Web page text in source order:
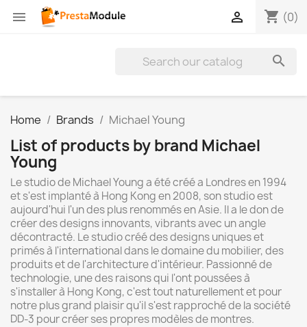
 shopping_cart (0)


Home Brands Michael Young
List of products by brand Michael
Young
Le studio de Michael Young a été créé a Londres en 1994
et s'est implanté à Hong Kong en 2008, son studio est
aujourd'hui l'un des plus renommés en Asie. Il a le don de
créer des designs innovants, vibrants avec un angle
décontracté. Le studio créé des designs uniques et
primés à l'international dans le domaine du mobilier, des
produits et de l'architecture d'intérieur. Passionné de
technologie, une des raisons qui l'ont poussées à
s'installer à Hong Kong, c'est tout naturellement et pour
notre plus grand plaisir qu'il s'est rapproché de la société
DD-3 pour créer ses propres modèles de montres.